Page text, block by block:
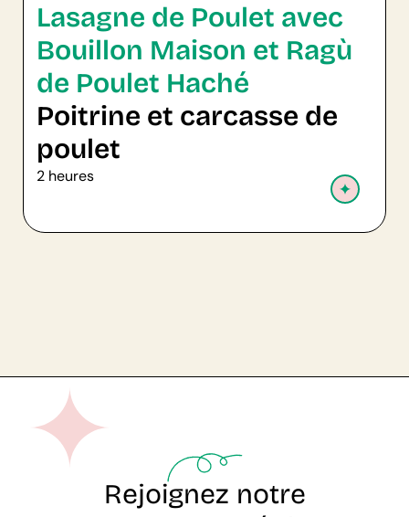
Lasagne de Poulet avec
Bouillon Maison et Ragù
de Poulet Haché
Poitrine et carcasse de
poulet
2 heures
Rejoignez notre